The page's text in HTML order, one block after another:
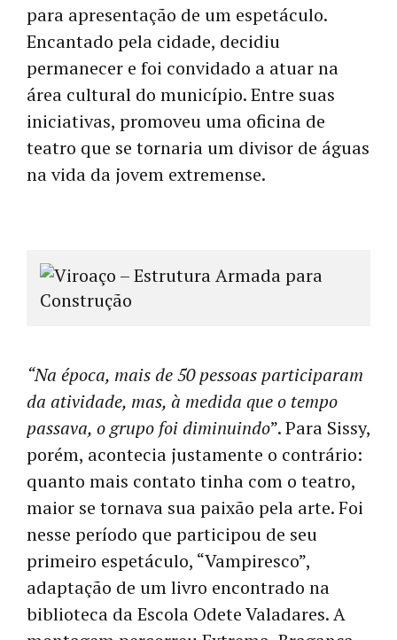
para apresentação de um espetáculo.
Encantado pela cidade, decidiu
permanecer e foi convidado a atuar na
área cultural do município. Entre suas
iniciativas, promoveu uma oficina de
teatro que se tornaria um divisor de águas
na vida da jovem extremense.
“Na época, mais de 50 pessoas participaram
da atividade, mas, à medida que o tempo
passava, o grupo foi diminuindo”. Para Sissy,
porém, acontecia justamente o contrário:
quanto mais contato tinha com o teatro,
maior se tornava sua paixão pela arte. Foi
nesse período que participou de seu
primeiro espetáculo, “Vampiresco”,
adaptação de um livro encontrado na
biblioteca da Escola Odete Valadares. A